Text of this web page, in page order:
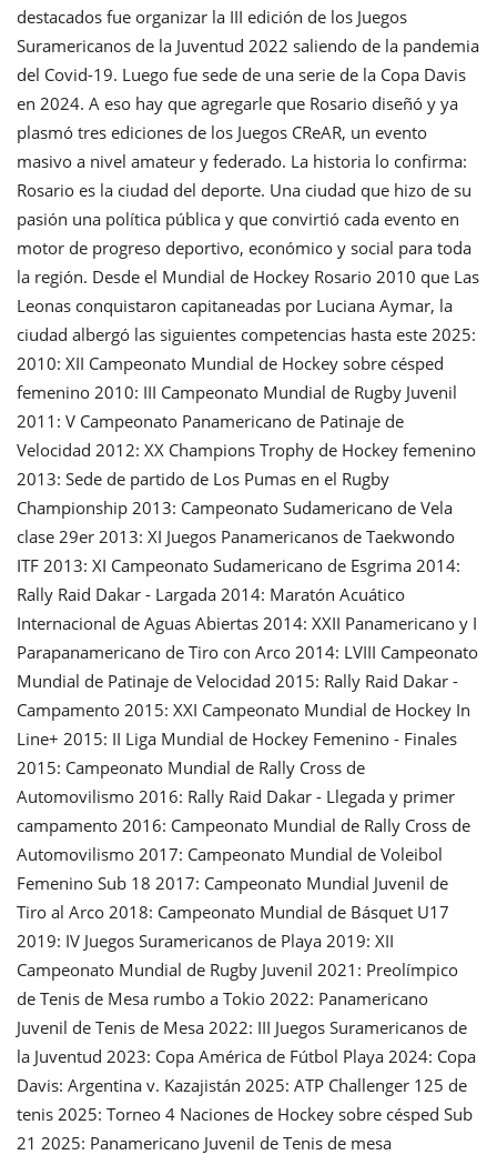
destacados fue organizar la III edición de los Juegos
Suramericanos de la Juventud 2022 saliendo de la pandemia
del Covid-19. Luego fue sede de una serie de la Copa Davis
en 2024. A eso hay que agregarle que Rosario diseñó y ya
plasmó tres ediciones de los Juegos CReAR, un evento
masivo a nivel amateur y federado. La historia lo confirma:
Rosario es la ciudad del deporte. Una ciudad que hizo de su
pasión una política pública y que convirtió cada evento en
motor de progreso deportivo, económico y social para toda
la región. Desde el Mundial de Hockey Rosario 2010 que Las
Leonas conquistaron capitaneadas por Luciana Aymar, la
ciudad albergó las siguientes competencias hasta este 2025:
2010: XII Campeonato Mundial de Hockey sobre césped
femenino 2010: III Campeonato Mundial de Rugby Juvenil
2011: V Campeonato Panamericano de Patinaje de
Velocidad 2012: XX Champions Trophy de Hockey femenino
2013: Sede de partido de Los Pumas en el Rugby
Championship 2013: Campeonato Sudamericano de Vela
clase 29er 2013: XI Juegos Panamericanos de Taekwondo
ITF 2013: XI Campeonato Sudamericano de Esgrima 2014:
Rally Raid Dakar - Largada 2014: Maratón Acuático
Internacional de Aguas Abiertas 2014: XXII Panamericano y I
Parapanamericano de Tiro con Arco 2014: LVIII Campeonato
Mundial de Patinaje de Velocidad 2015: Rally Raid Dakar -
Campamento 2015: XXI Campeonato Mundial de Hockey In
Line+ 2015: II Liga Mundial de Hockey Femenino - Finales
2015: Campeonato Mundial de Rally Cross de
Automovilismo 2016: Rally Raid Dakar - Llegada y primer
campamento 2016: Campeonato Mundial de Rally Cross de
Automovilismo 2017: Campeonato Mundial de Voleibol
Femenino Sub 18 2017: Campeonato Mundial Juvenil de
Tiro al Arco 2018: Campeonato Mundial de Básquet U17
2019: IV Juegos Suramericanos de Playa 2019: XII
Campeonato Mundial de Rugby Juvenil 2021: Preolímpico
de Tenis de Mesa rumbo a Tokio 2022: Panamericano
Juvenil de Tenis de Mesa 2022: III Juegos Suramericanos de
la Juventud 2023: Copa América de Fútbol Playa 2024: Copa
Davis: Argentina v. Kazajistán 2025: ATP Challenger 125 de
tenis 2025: Torneo 4 Naciones de Hockey sobre césped Sub
21 2025: Panamericano Juvenil de Tenis de mesa